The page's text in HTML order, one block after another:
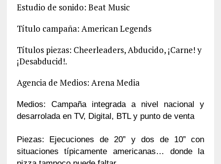
Estudio de sonido: Beat Music
Título campaña: American Legends
Títulos piezas: Cheerleaders, Abducido, ¡Carne! y
¡Desabducid!.
Agencia de Medios: Arena Media
Medios: Campaña integrada a nivel nacional y
desarrolada en TV, Digital, BTL y punto de venta
Piezas: Ejecuciones de 20” y dos de 10” con
situaciones típicamente americanas… donde la